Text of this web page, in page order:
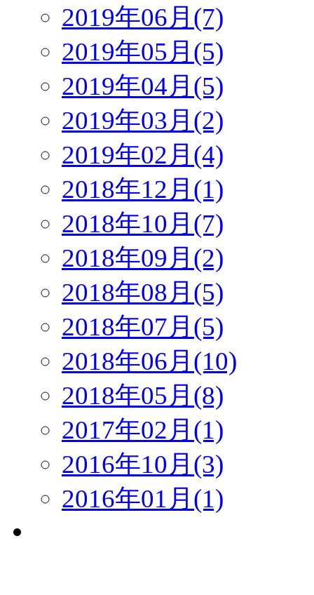
2019年06月(7)
2019年05月(5)
2019年04月(5)
2019年03月(2)
2019年02月(4)
2018年12月(1)
2018年10月(7)
2018年09月(2)
2018年08月(5)
2018年07月(5)
2018年06月(10)
2018年05月(8)
2017年02月(1)
2016年10月(3)
2016年01月(1)